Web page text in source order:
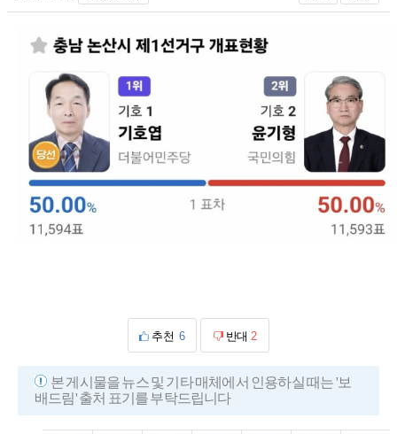
추천 6 반대 2
본 게시물을 뉴스 및 기타 매체에서 인용하실 때는 '보
배드림' 출처 표기를 부탁드립니다